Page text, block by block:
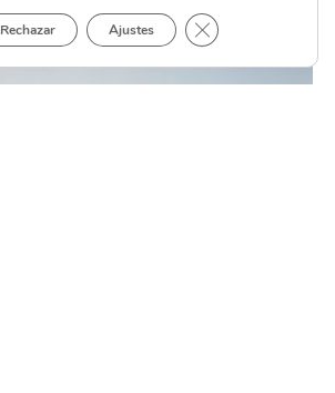
Rechazar Ajustes Close GDPR